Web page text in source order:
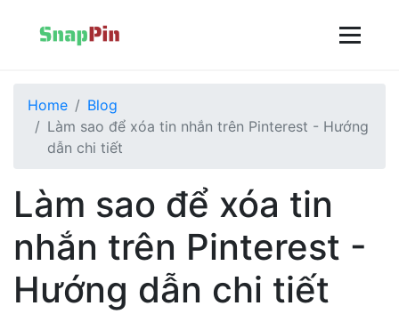
Home
Blog
Làm sao để xóa tin nhắn trên Pinterest - Hướng
dẫn chi tiết
Làm sao để xóa tin
nhắn trên Pinterest -
Hướng dẫn chi tiết